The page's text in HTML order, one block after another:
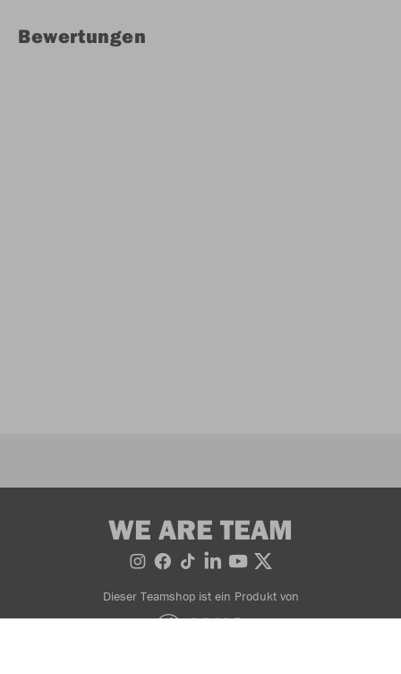
Bewertungen
WE ARE TEAM
Dieser Teamshop ist ein Produkt von